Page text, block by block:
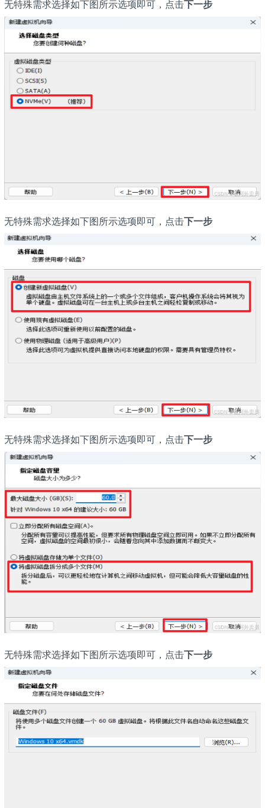
无特殊需求选择如下图所示选项即可，点击下一步
无特殊需求选择如下图所示选项即可，点击下一步
无特殊需求选择如下图所示选项即可，点击下一步
无特殊需求选择如下图所示选项即可，点击下一步